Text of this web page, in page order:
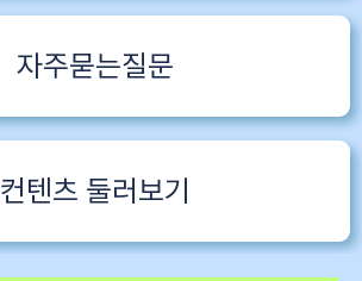
자주묻는질문
컨텐츠 둘러보기